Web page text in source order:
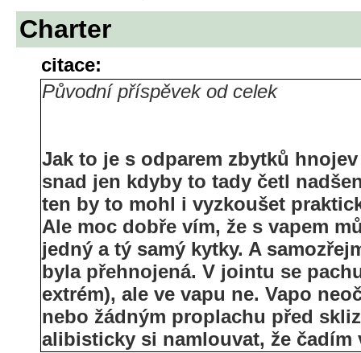
Charter
citace:
Původní příspěvek od celek
Jak to je s odparem zbytků
snad jen kdyby to tady četl
ten by to mohl i vyzkoušet
Ale moc dobře vím, že s vapem
jedný a tý samý kytky. A
byla přehnojená. V jointu se
extrém), ale ve vapu ne. Vapo
nebo žádným proplachu před
alibisticky si namlouvat, že